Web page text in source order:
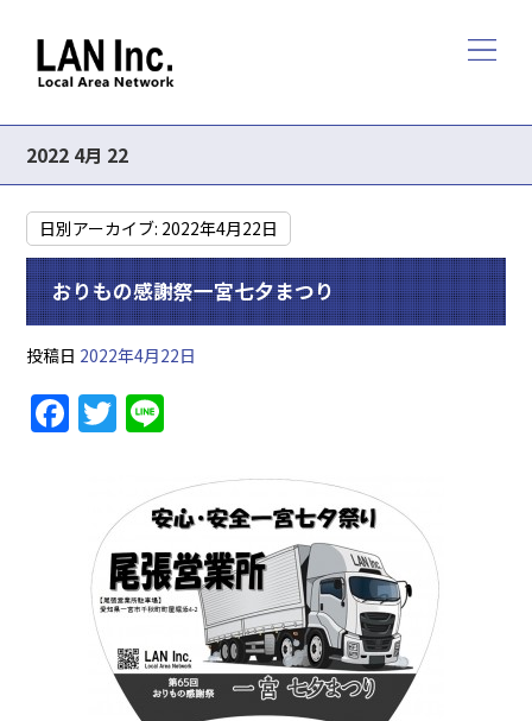
2022 4月 22
日別アーカイブ: 2022年4月22日
おりもの感謝祭一宮七夕まつり
投稿日 2022年4月22日
F
a
b
o
T
w
itt
er
e